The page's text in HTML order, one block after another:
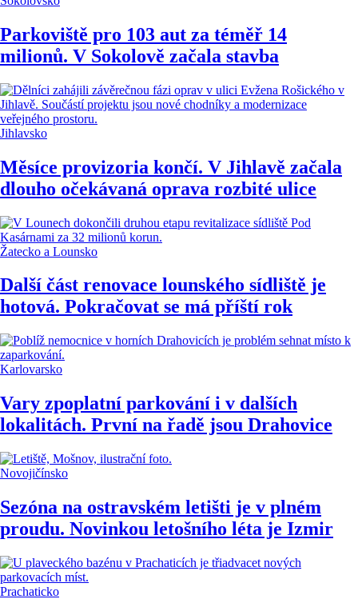
Parkoviště pro 103 aut za téměř 14
milionů. V Sokolově začala stavba
Jihlavsko
Měsíce provizoria končí. V Jihlavě začala
dlouho očekávaná oprava rozbité ulice
Žatecko a Lounsko
Další část renovace lounského sídliště je
hotová. Pokračovat se má příští rok
Karlovarsko
Vary zpoplatní parkování i v dalších
lokalitách. První na řadě jsou Drahovice
Novojičínsko
Sezóna na ostravském letišti je v plném
proudu. Novinkou letošního léta je Izmir
Prachaticko